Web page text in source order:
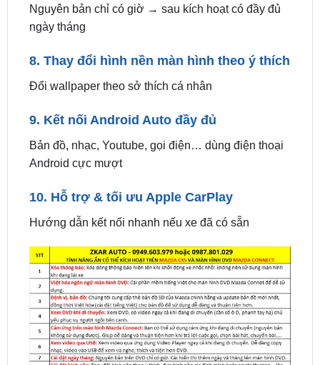
8. Thay đổi hình nền màn hình theo ý thích
9. Kết nối Android Auto đầy đủ
Android cực mượt
10. Hỗ trợ & tối ưu Apple CarPlay